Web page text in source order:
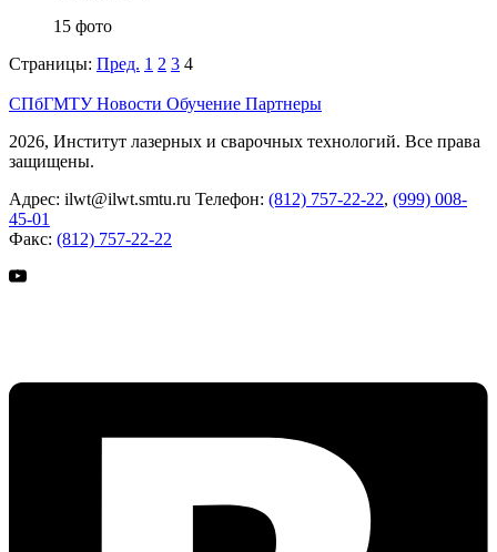
15 фото
Страницы: Пред. 1 2 3 4
СПбГМТУНовости Обучение Партнеры
2026, Институт лазерных и сварочных технологий. Все права
защищены.
Адрес: ilwt@ilwt.smtu.ru Телефон: (812) 757-22-22, (999) 008-
45-01
Факс: (812) 757-22-22